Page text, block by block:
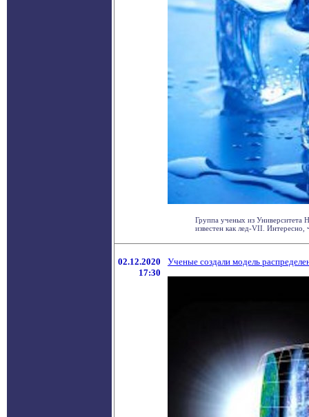
Группа ученых из Университета
известен как лед-VII. Интересно,
02.12.2020
17:30
Ученые создали модель